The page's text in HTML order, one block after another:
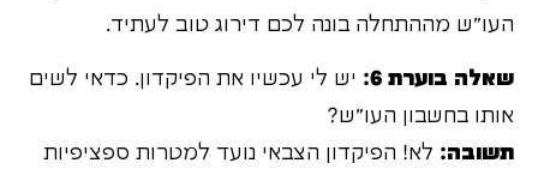
העו"ש מההתחלה בונה לכם דירוג טוב לעתיד.
שאלה בוערת 6:
יש לי עכשיו את הפיקדון. כדאי לשים
אותו בחשבון העו"ש?
תשובה: לא! הפיקדון הצבאי נועד למטרות ספציפיות